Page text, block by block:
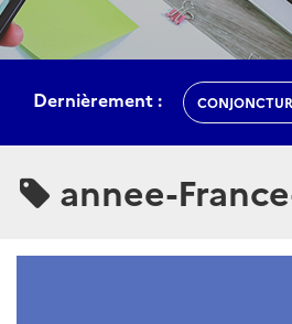
Dernièrement :
annee-